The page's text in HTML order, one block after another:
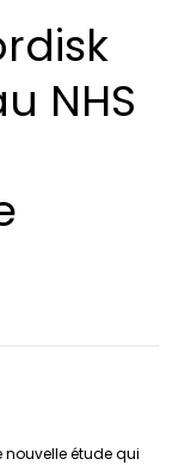
NHS
nouvelle étude qui